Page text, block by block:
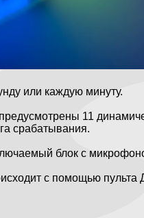
или каждую минуту.
11
срабатывания.
блок с
с помощью пульта